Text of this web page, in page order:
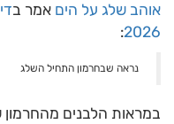
אוהב שלג על הים אמר ב
2026
:
נראה שבחרמון התחיל השלג
במראות הלבנים